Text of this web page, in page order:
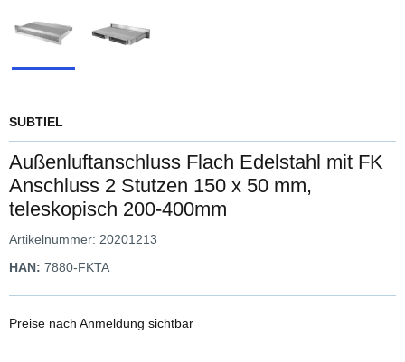
SUBTIEL
Außenluftanschluss Flach Edelstahl mit FK
Anschluss 2 Stutzen 150 x 50 mm,
teleskopisch 200-400mm
Artikelnummer: 20201213
HAN: 7880-FKTA
Preise nach Anmeldung sichtbar